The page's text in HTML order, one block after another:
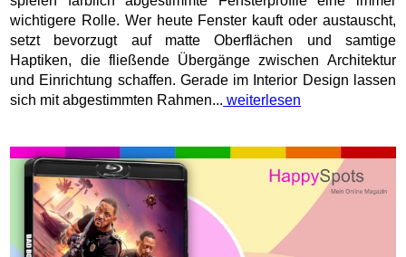
wichtigere Rolle. Wer heute Fenster kauft oder austauscht,
setzt bevorzugt auf matte Oberflächen und samtige
Haptiken, die fließende Übergänge zwischen Architektur
und Einrichtung schaffen. Gerade im Interior Design lassen
sich mit abgestimmten Rahmen... weiterlesen